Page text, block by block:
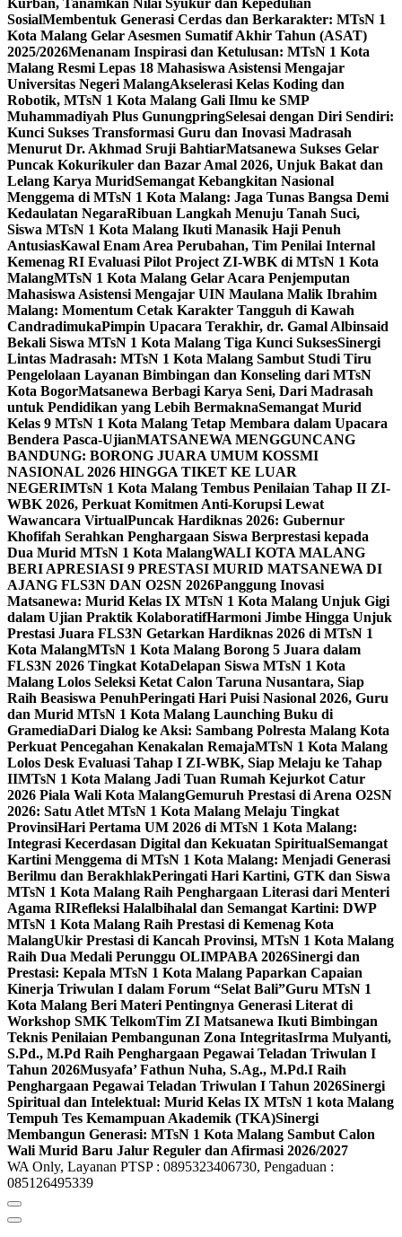
Kurban, Tanamkan Nilai Syukur dan Kepedulian
SosialMembentuk Generasi Cerdas dan Berkarakter: MTsN 1
Kota Malang Gelar Asesmen Sumatif Akhir Tahun (ASAT)
2025/2026Menanam Inspirasi dan Ketulusan: MTsN 1 Kota
Malang Resmi Lepas 18 Mahasiswa Asistensi Mengajar
Universitas Negeri MalangAkselerasi Kelas Koding dan
Robotik, MTsN 1 Kota Malang Gali Ilmu ke SMP
Muhammadiyah Plus GunungpringSelesai dengan Diri Sendiri:
Kunci Sukses Transformasi Guru dan Inovasi Madrasah
Menurut Dr. Akhmad Sruji BahtiarMatsanewa Sukses Gelar
Puncak Kokurikuler dan Bazar Amal 2026, Unjuk Bakat dan
Lelang Karya MuridSemangat Kebangkitan Nasional
Menggema di MTsN 1 Kota Malang: Jaga Tunas Bangsa Demi
Kedaulatan NegaraRibuan Langkah Menuju Tanah Suci,
Siswa MTsN 1 Kota Malang Ikuti Manasik Haji Penuh
AntusiasKawal Enam Area Perubahan, Tim Penilai Internal
Kemenag RI Evaluasi Pilot Project ZI-WBK di MTsN 1 Kota
MalangMTsN 1 Kota Malang Gelar Acara Penjemputan
Mahasiswa Asistensi Mengajar UIN Maulana Malik Ibrahim
Malang: Momentum Cetak Karakter Tangguh di Kawah
CandradimukaPimpin Upacara Terakhir, dr. Gamal Albinsaid
Bekali Siswa MTsN 1 Kota Malang Tiga Kunci SuksesSinergi
Lintas Madrasah: MTsN 1 Kota Malang Sambut Studi Tiru
Pengelolaan Layanan Bimbingan dan Konseling dari MTsN
Kota BogorMatsanewa Berbagi Karya Seni, Dari Madrasah
untuk Pendidikan yang Lebih BermaknaSemangat Murid
Kelas 9 MTsN 1 Kota Malang Tetap Membara dalam Upacara
Bendera Pasca-UjianMATSANEWA MENGGUNCANG
BANDUNG: BORONG JUARA UMUM KOSSMI
NASIONAL 2026 HINGGA TIKET KE LUAR
NEGERIMTsN 1 Kota Malang Tembus Penilaian Tahap II ZI-
WBK 2026, Perkuat Komitmen Anti-Korupsi Lewat
Wawancara VirtualPuncak Hardiknas 2026: Gubernur
Khofifah Serahkan Penghargaan Siswa Berprestasi kepada
Dua Murid MTsN 1 Kota MalangWALI KOTA MALANG
BERI APRESIASI 9 PRESTASI MURID MATSANEWA DI
AJANG FLS3N DAN O2SN 2026Panggung Inovasi
Matsanewa: Murid Kelas IX MTsN 1 Kota Malang Unjuk Gigi
dalam Ujian Praktik KolaboratifHarmoni Jimbe Hingga Unjuk
Prestasi Juara FLS3N Getarkan Hardiknas 2026 di MTsN 1
Kota MalangMTsN 1 Kota Malang Borong 5 Juara dalam
FLS3N 2026 Tingkat KotaDelapan Siswa MTsN 1 Kota
Malang Lolos Seleksi Ketat Calon Taruna Nusantara, Siap
Raih Beasiswa PenuhPeringati Hari Puisi Nasional 2026, Guru
dan Murid MTsN 1 Kota Malang Launching Buku di
GramediaDari Dialog ke Aksi: Sambang Polresta Malang Kota
Perkuat Pencegahan Kenakalan RemajaMTsN 1 Kota Malang
Lolos Desk Evaluasi Tahap I ZI-WBK, Siap Melaju ke Tahap
IIMTsN 1 Kota Malang Jadi Tuan Rumah Kejurkot Catur
2026 Piala Wali Kota MalangGemuruh Prestasi di Arena O2SN
2026: Satu Atlet MTsN 1 Kota Malang Melaju Tingkat
ProvinsiHari Pertama UM 2026 di MTsN 1 Kota Malang:
Integrasi Kecerdasan Digital dan Kekuatan SpiritualSemangat
Kartini Menggema di MTsN 1 Kota Malang: Menjadi Generasi
Berilmu dan BerakhlakPeringati Hari Kartini, GTK dan Siswa
MTsN 1 Kota Malang Raih Penghargaan Literasi dari Menteri
Agama RIRefleksi Halalbihalal dan Semangat Kartini: DWP
MTsN 1 Kota Malang Raih Prestasi di Kemenag Kota
MalangUkir Prestasi di Kancah Provinsi, MTsN 1 Kota Malang
Raih Dua Medali Perunggu OLIMPABA 2026Sinergi dan
Prestasi: Kepala MTsN 1 Kota Malang Paparkan Capaian
Kinerja Triwulan I dalam Forum “Selat Bali”Guru MTsN 1
Kota Malang Beri Materi Pentingnya Generasi Literat di
Workshop SMK TelkomTim ZI Matsanewa Ikuti Bimbingan
Teknis Penilaian Pembangunan Zona IntegritasIrma Mulyanti,
S.Pd., M.Pd Raih Penghargaan Pegawai Teladan Triwulan I
Tahun 2026Musyafa’ Fathun Nuha, S.Ag., M.Pd.I Raih
Penghargaan Pegawai Teladan Triwulan I Tahun 2026Sinergi
Spiritual dan Intelektual: Murid Kelas IX MTsN 1 kota Malang
Tempuh Tes Kemampuan Akademik (TKA)Sinergi
Membangun Generasi: MTsN 1 Kota Malang Sambut Calon
Wali Murid Baru Jalur Reguler dan Afirmasi 2026/2027
WA Only, Layanan PTSP : 0895323406730, Pengaduan :
085126495339